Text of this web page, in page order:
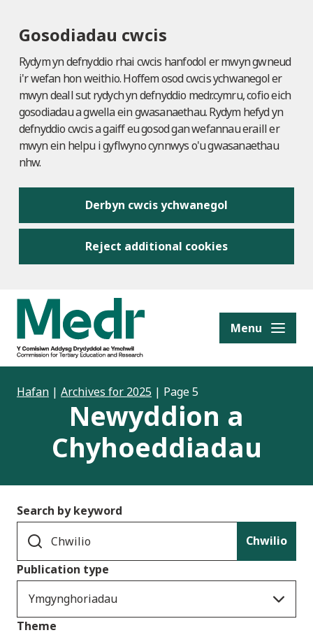
Gosodiadau cwcis
Rydym yn defnyddio rhai cwcis hanfodol er mwyn gwneud
i'r wefan hon weithio. Hoffem osod cwcis ychwanegol er
mwyn deall sut rydych yn defnyddio medr.cymru, cofio eich
gosodiadau a gwella ein gwasanaethau. Rydym hefyd yn
defnyddio cwcis a gaiff eu gosod gan wefannau eraill er
mwyn ein helpu i gyflwyno cynnwys o'u gwasanaethau
nhw.
Derbyn cwcis ychwanegol
Reject additional cookies
content Menu
Hafan | Archives for 2025 | Page 5
Newyddion a
Chyhoeddiadau
Search by keyword
Chwilio
Publication type
Ymgynghoriadau
Theme